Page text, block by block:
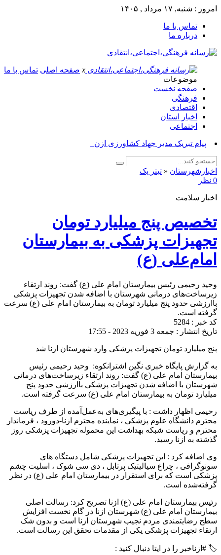
امروز : شنبه, ۱۷ مرداد , ۱۴۰۵
تماس با ما
درباره ما
x صفحه اصلی تماس با ما
موضوعات
صفحه نخست
فرهنگی
اقتصادی
اخبار استان
اجتماعی
پیام تبریک مدیر جهاد کشاورزی ازنا به م_
اخبارشهرستان « تیتر یک
0 نظر
اخبار سلامت
تخصیص پنج میلیارد تومان
تجهیزات پزشکی به بیمارستان
امام‌علی (ع)
وحید رحیمی رئیس بیمارستان امام علی (ع) گفت: روند ارتقاء
زیرساخت‌های درمانی شهرستان با اضافه شدن تجهیزات پزشکی
باارزشی حدود پنج میلیارد تومان به بیمارستان امام علی (ع) سرعت
گرفته است.
کد خبر : 5284
تاریخ انتشار : جمعه 3 فوریه 2023 - 17:55
پنج میلیارد تومان تجهیزات پزشکی وارد شهرستان ازنا شد
به گزارش پایگاه خبری نگین اشترانکوه: وحید رحیمی رئیس
بیمارستان امام علی (ع) گفت: روند ارتقاء زیرساخت‌های درمانی
شهرستان با اضافه شدن تجهیزات پزشکی باارزشی حدود پنج
میلیارد تومان به بیمارستان امام علی (ع) سرعت گرفته است.
رحیمی اظهار داشت : با پیگیری‌های به‌عمل‌آمده از طرف ریاست
محترم دانشگاه علوم پزشکی ، نماینده محترم ازنا-دورود ، فرماندار
محترم و ریاست شبکه بهداشت این محموله تجهیزات پزشکی روز
گذشته به ازنا رسید.
وی اضافه کرد : این تجهیزات پزشکی شامل دستگاه های
سونوگرافی ، چراغ سیالیتیک پرتابل ، دی سی شوک ، اسلیت چشم
پزشکی است که برای استقرار در بیمارستان امام علی (ع) در نظر
گرفته‌شده است.
رئیس بیمارستان امام علی (ع) ازنا تصریح کرد: رسالت اصلی
بیمارستان امام علی (ع) شهرستان ازنا در گام نخست افزایش
سطح رضایتمندی مردم نجیب شهرستان ازنا است و بدون شک
ارتقاء تجهیزات پزشکی یکی از مقدمات تحقق این رسالت است.
🏷 #ازناخبر را در ایتا دنبال کنید :